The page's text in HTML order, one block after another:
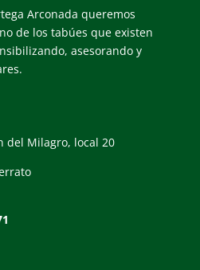
Arconada queremos
de los tabúes que existen
asesorando y
del Milagro, local 20